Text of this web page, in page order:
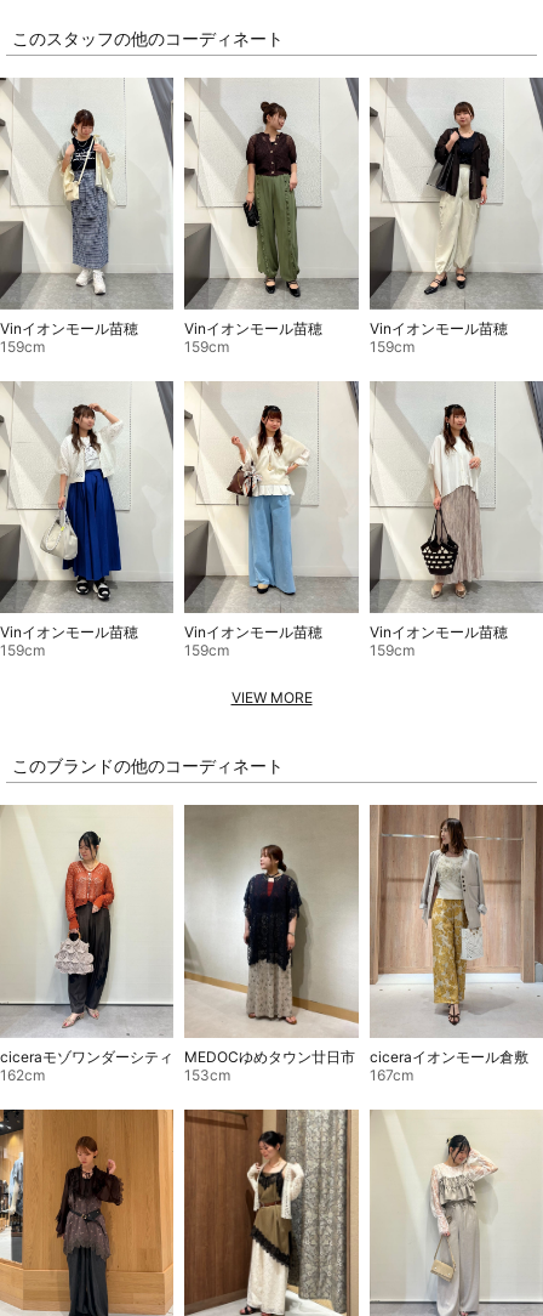
このスタッフの他のコーディネート
Vinイオンモール苗穂
159cm
Vinイオンモール苗穂
159cm
Vinイオンモール苗穂
159cm
Vinイオンモール苗穂
159cm
Vinイオンモール苗穂
159cm
Vinイオンモール苗穂
159cm
VIEW MORE
このブランドの他のコーディネート
ciceraモゾワンダーシティ
162cm
MEDOCゆめタウン廿日市
153cm
ciceraイオンモール倉敷
167cm